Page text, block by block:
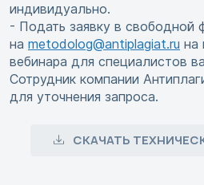
индивидуально.
- Подать заявку в свободной
на metodolog@antiplagiat.ru на
вебинара для специалистов
Сотрудник компании
для уточнения запроса.
СКАЧАТЬ